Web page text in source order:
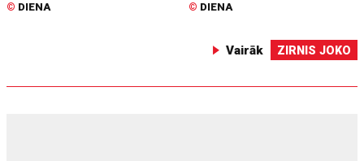
© DIENA © DIENA
Vairāk ZIRNIS JOKO